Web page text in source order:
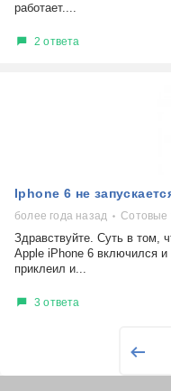
работает....
2 ответа
Iphone 6 не
более года назад Сотовые
Здравствуйте. Суть в том,
Apple iPhone 6 включился
приклеил и...
3 ответа